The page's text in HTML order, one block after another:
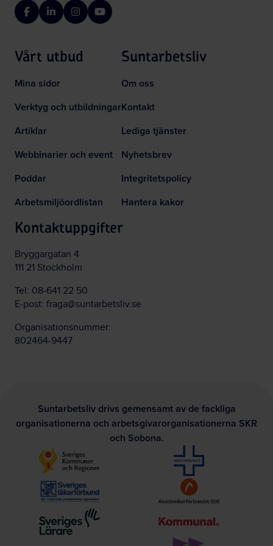
FacebookLinkedInInstagramYouTube
Vårt utbud
Mina sidor
Verktyg och utbildningar
Artiklar
Webbinarier och event
Poddar
Arbetsmiljöordlistan
Suntarbetsliv
Om oss
Kontakt
Lediga tjänster
Nyhetsbrev
Integritetspolicy
Hantera kakor
Kontaktuppgifter
Bryggargatan 4
111 21 Stockholm
Tel: 08-641 22 50
E-post: fraga@suntarbetsliv.se
Organisationsnummer:
802464-9447
Suntarbetsliv drivs gemensamt av de fackliga
organisationerna och arbetsgivarorganisationerna SKR
och Sobona.